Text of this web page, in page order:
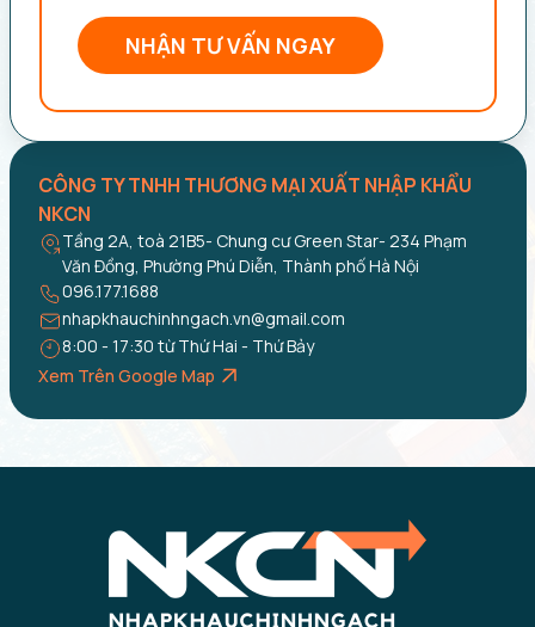
CÔNG TY TNHH THƯƠNG MẠI XUẤT NHẬP KHẨU
NKCN
Tầng 2A, toà 21B5- Chung cư Green Star- 234 Phạm
Văn Đồng, Phường Phú Diễn, Thành phố Hà Nội
096.177.1688
nhapkhauchinhngach.vn@gmail.com
8:00 - 17:30 từ Thứ Hai - Thứ Bảy
Xem Trên Google Map
NHẬN TƯ VẤN NGAY